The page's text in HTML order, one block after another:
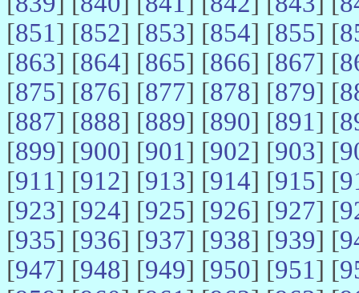
[851] [852] [853] [854] [855] [
[863] [864] [865] [866] [867] [
[875] [876] [877] [878] [879] [
[887] [888] [889] [890] [891] [
[899] [900] [901] [902] [903] [
[911] [912] [913] [914] [915] [
[923] [924] [925] [926] [927] [
[935] [936] [937] [938] [939] [
[947] [948] [949] [950] [951] [